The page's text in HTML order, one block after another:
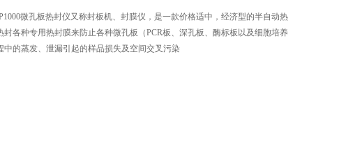
微孔板热封仪又称封板机、封膜仪，是一款价格适中，经济型的半自动热
封各种专用热封膜来防止各种微孔板（PCR板、深孔板、酶标板以及细胞培养
中的蒸发、泄漏引起的样品损失及空间交叉污染